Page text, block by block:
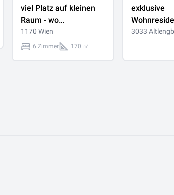
viel Platz auf kleinen
Raum - wo
Gemütlichkeit auf
Lebensqualität trifft
1170 Wien
6 Zimmer 170 ㎡
exklusive
Einheiten -
3033